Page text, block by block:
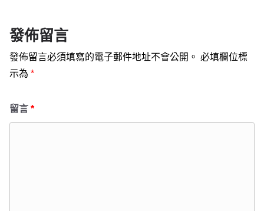
發佈留言
發佈留言必須填寫的電子郵件地址不會公開。 必填欄位標
示為 *
留言 *